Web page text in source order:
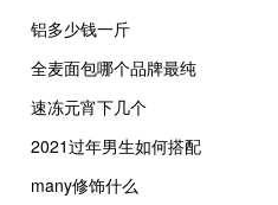
铝多少钱一斤
全麦面包哪个品牌最纯
速冻元宵下几个
2021过年男生如何搭配
many修饰什么